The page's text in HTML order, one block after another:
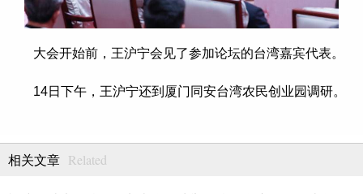
大会开始前，王沪宁会见了参加论坛的台湾嘉宾代表。
14日下午，王沪宁还到厦门同安台湾农民创业园调研。
相关文章 Related